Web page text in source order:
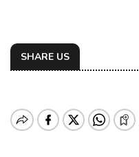
SHARE US